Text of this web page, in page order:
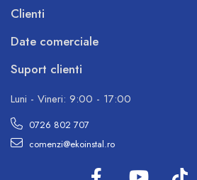
Clienti
Date comerciale
Suport clienti
Luni - Vineri: 9:00 - 17:00
0726 802 707
comenzi@ekoinstal.ro